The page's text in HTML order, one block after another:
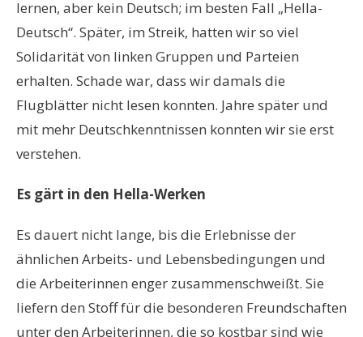
lernen, aber kein Deutsch; im besten Fall „Hella-
Deutsch“. Später, im Streik, hatten wir so viel
Solidarität von linken Gruppen und Parteien
erhalten. Schade war, dass wir damals die
Flugblätter nicht lesen konnten. Jahre später und
mit mehr Deutschkenntnissen konnten wir sie erst
verstehen.
Es gärt in den Hella-Werken
Es dauert nicht lange, bis die Erlebnisse der
ähnlichen Arbeits- und Lebensbedingungen und
die Arbeiterinnen enger zusammenschweißt. Sie
liefern den Stoff für die besonderen Freundschaften
unter den Arbeiterinnen, die so kostbar sind wie